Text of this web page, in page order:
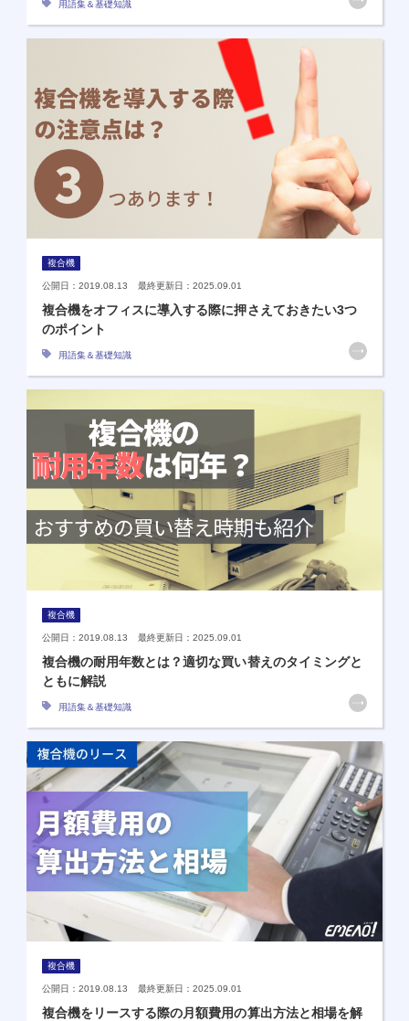
用語集＆基礎知識
複合機
公開日：2019.08.13 最終更新日：2025.09.01
複合機をオフィスに導入する際に押さえておきたい3つ
のポイント
用語集＆基礎知識
複合機
公開日：2019.08.13 最終更新日：2025.09.01
複合機の耐用年数とは？適切な買い替えのタイミングと
ともに解説
用語集＆基礎知識
複合機
公開日：2019.08.13 最終更新日：2025.09.01
複合機をリースする際の月額費用の算出方法と相場を解